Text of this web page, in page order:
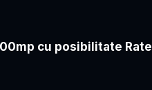
cu posibilitate Rate